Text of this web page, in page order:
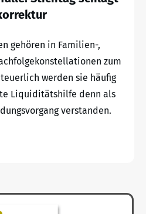
gehören in Familien-,
zum
werden sie häufig
Liquiditätshilfe denn als
verstanden.